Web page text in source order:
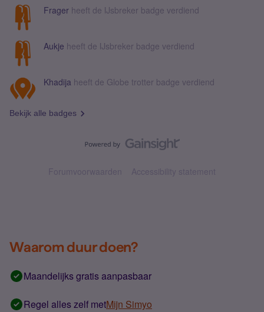
Frager heeft de IJsbreker badge verdiend
Aukje heeft de IJsbreker badge verdiend
Khadija heeft de Globe trotter badge verdiend
Bekijk alle badges
Forumvoorwaarden Accessibility statement
Waarom duur doen?
Maandelijks gratis aanpasbaar
Regel alles zelf metMijn Simyo